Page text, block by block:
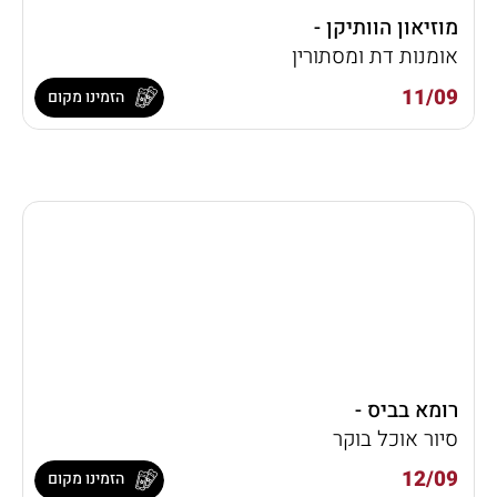
11/09
מוזיאון הוותיקן -
אומנות דת ומסתורין
הזמינו מקום
12/09
רומא בביס -
סיור אוכל בוקר
הזמינו מקום